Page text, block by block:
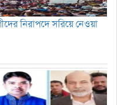
নিরাপদে সরিয়ে নেওয়া